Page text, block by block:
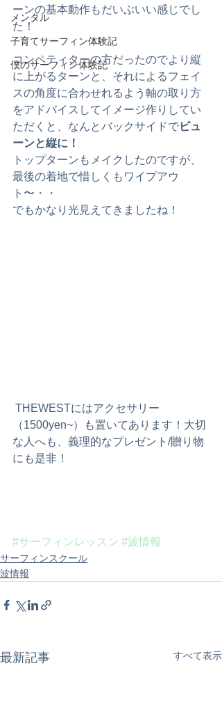
メンタル
子育てサーフィン体験記
僕のサーフィン体験記
ーンの基本動作もだいぶいい感じでし
た！
コンペティターの方だったのでより縦
に上がるターンと、それによるフェイ
スの角度に合わせれるよう軸の取り方
をアドバイスしてイメージ作りしてい
ただくと、なんとバックサイドでビュ
ーンと縦に！
トップターンもメイクしたのですが、
最後の着地で惜しくもワイプアウ
ト〜・・
でもかなり光見えてきましたね！
（1500yen~）も置いてあります！大切
な人へも、義理的なプレゼント/贈り物
にも是非！
#サーフィンレッスン #波情報
サーフィンスクール
波情報
最新記事 すべて表示